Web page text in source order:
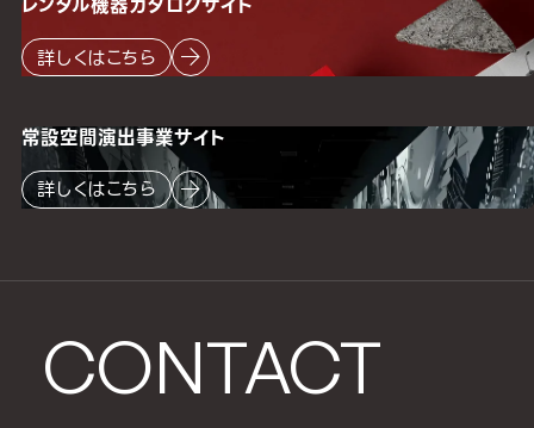
CONTACT
詳しくはこちら
常設空間演出事業サイト
詳しくはこちら